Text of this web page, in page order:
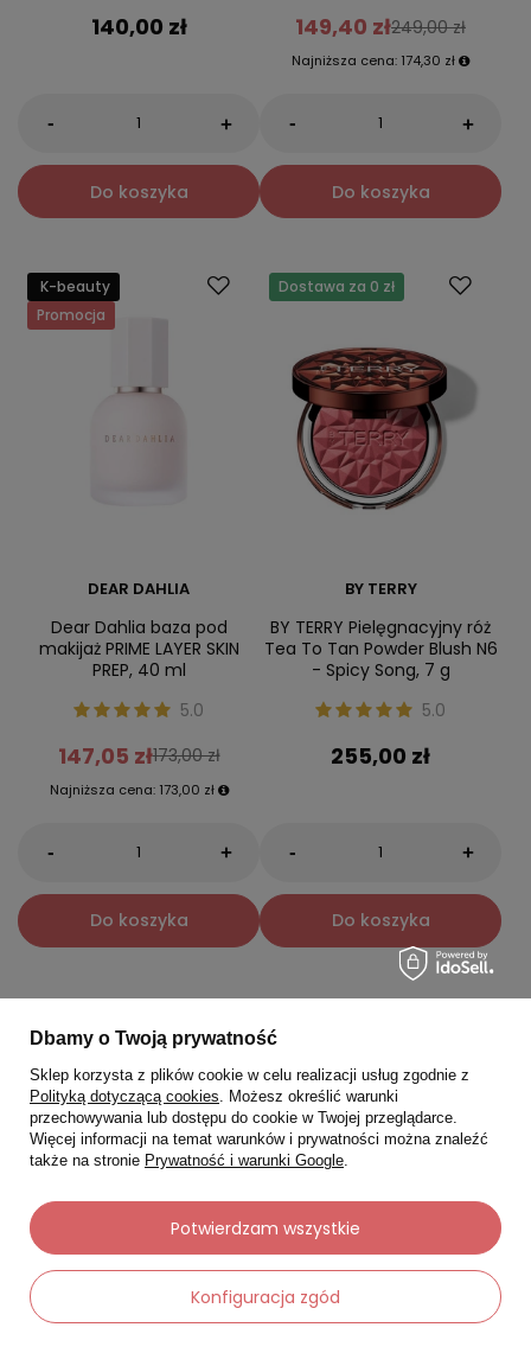
140,00 zł
- +
Do koszyka
149,40 zł249,00 zł
Najniższa cena: 174,30 zł
- +
Do koszyka
K-beauty
Promocja
DEAR DAHLIA
Dear Dahlia baza pod
makijaż PRIME LAYER SKIN
PREP, 40 ml
5.0
147,05 zł173,00 zł
Najniższa cena: 173,00 zł
- +
Do koszyka
Dostawa za 0 zł
BY TERRY
BY TERRY Pielęgnacyjny róż
Tea To Tan Powder Blush N6
- Spicy Song, 7 g
5.0
255,00 zł
- +
Do koszyka
BY TERRY BY TERRY
Dbamy o Twoją prywatność
Sklep korzysta z plików cookie w celu realizacji usług zgodnie z
Polityką dotyczącą cookies. Możesz określić warunki
przechowywania lub dostępu do cookie w Twojej przeglądarce.
Więcej informacji na temat warunków i prywatności można znaleźć
także na stronie Prywatność i warunki Google.
Konfiguracja zgód
Potwierdzam wszystkie